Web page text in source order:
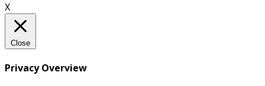
X
Close
Privacy Overview